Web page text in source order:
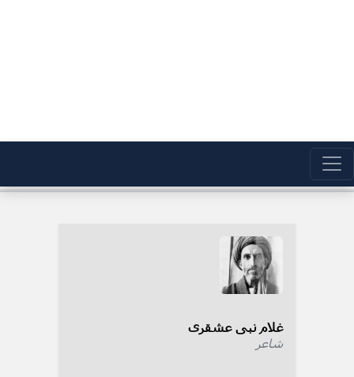
غلام نبی عشقری
شاعر